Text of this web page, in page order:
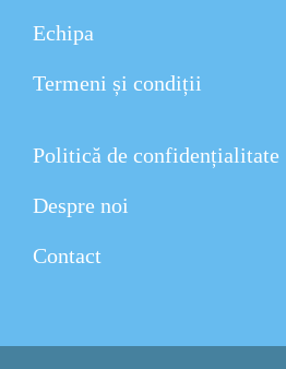
Echipa
Termeni și condiții
Politică de confidențialitate
Despre noi
Contact